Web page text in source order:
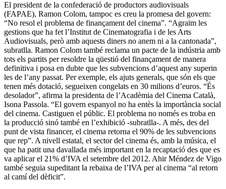
El president de la confederació de productors audiovisuals
(FAPAE), Ramon Colom, tampoc es creu la promesa del govern:
“No resol el problema de finançament del cinema”. “Agraïm les
gestions que ha fet l’Institut de Cinematografia i de les Arts
Audiovisuals, però amb aquests diners no anem ni a la cantonada”,
subratlla. Ramon Colom també reclama un pacte de la indústria amb
tots els partits per resoldre la qüestió del finançament de manera
definitiva i posa en dubte que les subvencions d’aquest any superin
les de l’any passat. Per exemple, els ajuts generals, que són els que
tenen més dotació, segueixen congelats en 30 milions d’euros. “És
desolador”, afirma la presidenta de l’Acadèmia del Cinema Català,
Isona Passola. “El govern espanyol no ha entès la importància social
del cinema. Castiguen el públic. El problema no només es troba en
la producció sinó també en l’exhibició -subratlla-. A més, des del
punt de vista financer, el cinema retorna el 90% de les subvencions
que rep”. A nivell estatal, el sector del cinema és, amb la música, el
que ha patit una davallada més important en la recaptació des que es
va aplicar el 21% d’IVA el setembre del 2012. Ahir Méndez de Vigo
també seguia supeditant la rebaixa de l’IVA per al cinema “al retorn
al camí del dèficit”.